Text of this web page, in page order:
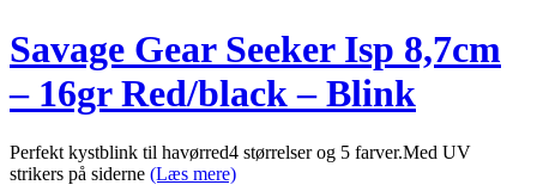
Savage Gear Seeker Isp 8,7cm
– 16gr Red/black – Blink
Perfekt kystblink til havørred4 størrelser og 5 farver.Med UV
strikers på siderne (Læs mere)